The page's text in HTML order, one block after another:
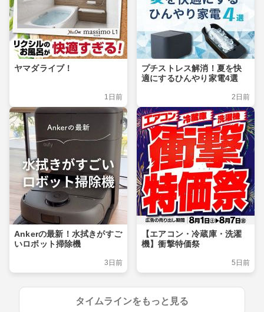
ヤマダライブ！
1日前
プチストレス解消！夏を快
適にするひんやり家電4選
2日前
Ankerの最新！水拭きがすご
いロボット掃除機
3日前
【エアコン・冷蔵庫・洗濯
機】衝撃特価祭
5日前
タイムラインをもっと見る